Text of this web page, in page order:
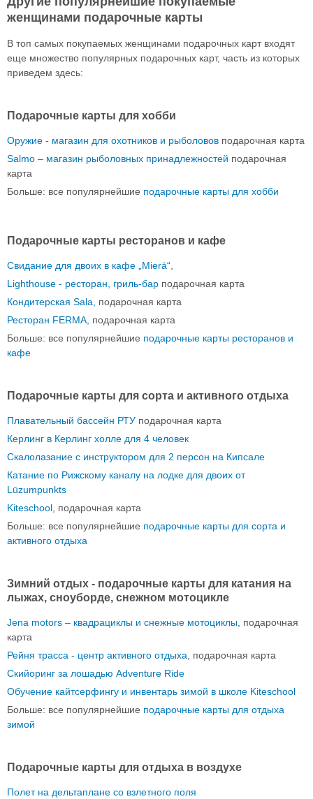
женщинами подарочные карты
В топ самых покупаемых женщинами подарочных карт входят
еще множество популярных подарочных карт, часть из которых
приведем здесь:
Подарочные карты для хобби
Оружие - магазин для охотников и рыболовов подарочная карта
Salmo – магазин рыболовных принадлежностей подарочная
карта
Больше: все популярнейшие подарочные карты для хобби
Подарочные карты ресторанов и кафе
Свидание для двоих в кафе „Mierā“
Lighthouse - ресторан, гриль-бар подарочная карта
Кондитерская Sala,
подарочная карта
Ресторан FERMA, подарочная карта
Больше: все популярнейшие подарочные карты ресторанов и
кафе
Подарочные карты для сорта и активного отдыха
Плавательный бассейн РТУ подарочная карта
Керлинг в Керлинг холле для 4 человек
Скалолазание с инструктором для 2 персон на Кипсале
Катание по Рижскому каналу на лодке для двоих от
Lūzumpunkts
Kiteschool , подарочная карта
Больше: все популярнейшие подарочные карты для сорта и
активного отдыха
Зимний отдых - подарочные карты для катания на
лыжах, сноуборде, снежном мотоцикле
Jena motors – квадрациклы и снежные мотоциклы , подарочная
карта
Рейня трасса - центр активного отдыха , подарочная карта
Скийоринг за лошадью Adventure Ride
Обучение кайтсерфингу и инвентарь зимой в школе Kiteschool
Больше: все популярнейшие подарочные карты для отдыха
зимой
Подарочные карты для отдыха в воздухе
Полет на дельтаплане со взлетного поля